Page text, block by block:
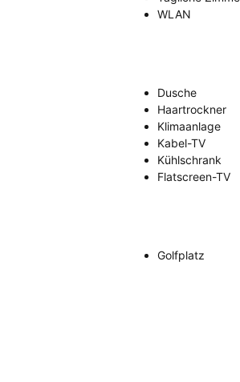
WLAN
Dusche
Haartrockner
Klimaanlage
Kabel-TV
Kühlschrank
Flatscreen-TV
Golfplatz